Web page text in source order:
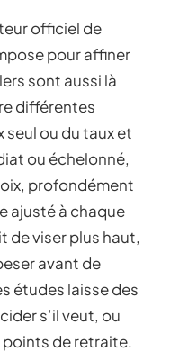
officiel de
pour affiner
sont aussi là
différentes
ou du taux et
ou échelonné,
profondément
ajusté à chaque
de viser plus haut,
avant de
études laisse des
s’il veut, ou
de retraite.